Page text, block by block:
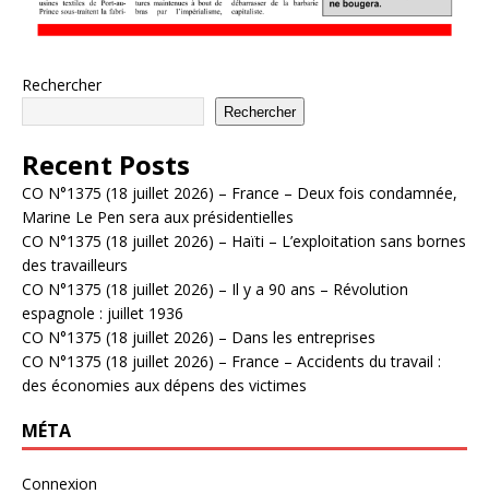
Rechercher
Rechercher
Recent Posts
CO N°1375 (18 juillet 2026) – France – Deux fois condamnée,
Marine Le Pen sera aux présidentielles
CO N°1375 (18 juillet 2026) – Haïti – L’exploitation sans bornes
des travailleurs
CO N°1375 (18 juillet 2026) – Il y a 90 ans – Révolution
espagnole : juillet 1936
CO N°1375 (18 juillet 2026) – Dans les entreprises
CO N°1375 (18 juillet 2026) – France – Accidents du travail :
des économies aux dépens des victimes
MÉTA
Connexion